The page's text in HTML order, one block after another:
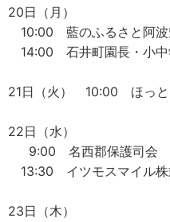
20日（月）
10:00 藍のふるさと阿波
14:00 石井町園長・小中
21日（火） 10:00 ほっと
22日（水）
9:00 名西郡保護司会
13:30 イツモスマイル
23日（木）